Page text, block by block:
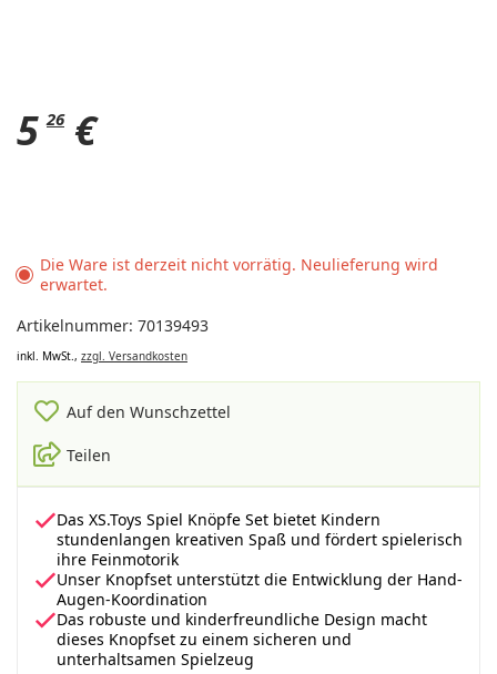
5 26 €
Die Ware ist derzeit nicht vorrätig. Neulieferung wird
erwartet.
Artikelnummer: 70139493
inkl. MwSt., zzgl. Versandkosten
Auf den Wunschzettel
Teilen
Das XS.Toys Spiel Knöpfe Set bietet Kindern
stundenlangen kreativen Spaß und fördert spielerisch
ihre Feinmotorik
Unser Knopfset unterstützt die Entwicklung der Hand-
Augen-Koordination
Das robuste und kinderfreundliche Design macht
dieses Knopfset zu einem sicheren und
unterhaltsamen Spielzeug